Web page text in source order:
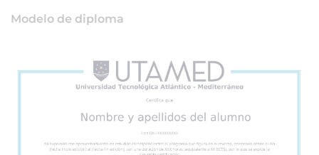
Modelo de diploma